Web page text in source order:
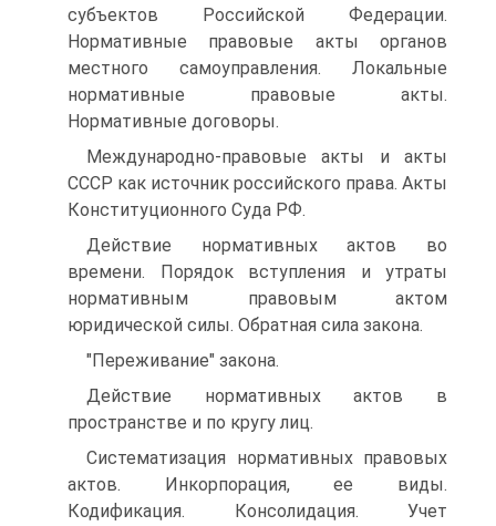
субъектов Российской Федерации.
Нормативные правовые акты органов
местного самоуправления. Локальные
нормативные правовые акты.
Нормативные договоры.
Международно-правовые акты и акты
СССР как источник российского права. Акты
Конституционного Суда РФ.
Действие нормативных актов во
времени. Порядок вступления и утраты
нормативным правовым актом
юридической силы. Обратная сила закона.
"Переживание" закона.
Действие нормативных актов в
пространстве и по кругу лиц.
Систематизация нормативных правовых
актов. Инкорпорация, ее виды.
Кодификация. Консолидация. Учет